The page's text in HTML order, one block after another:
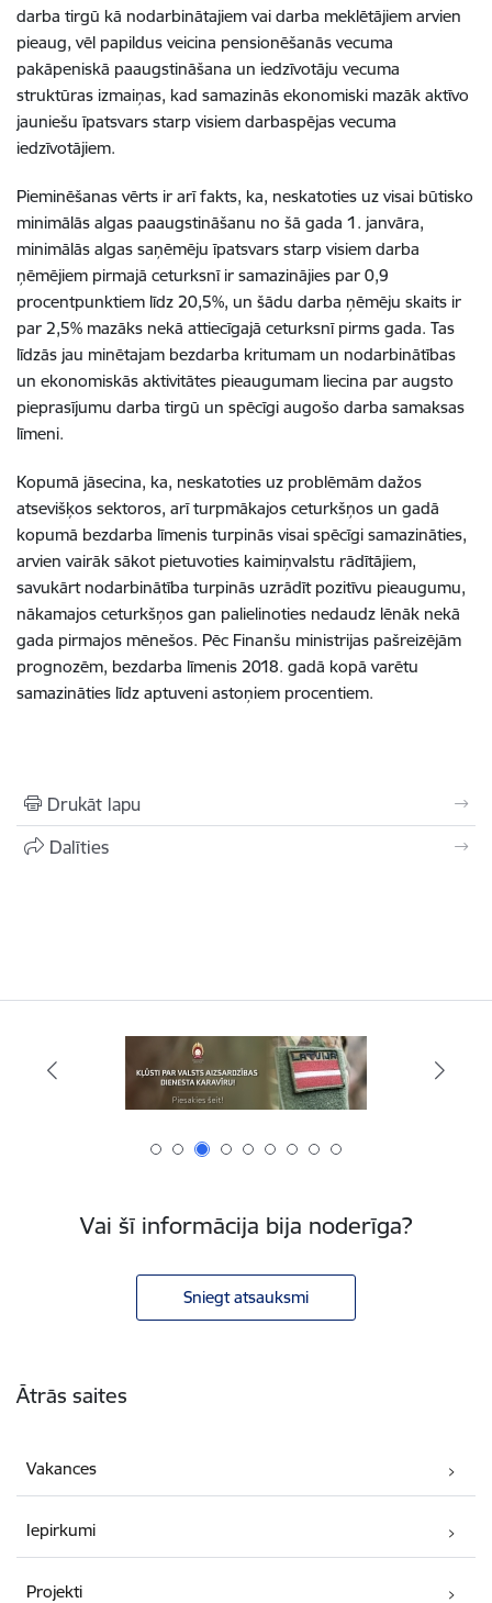
darba tirgū kā nodarbinātajiem vai darba meklētājiem arvien
pieaug, vēl papildus veicina pensionēšanās vecuma
pakāpeniskā paaugstināšana un iedzīvotāju vecuma
struktūras izmaiņas, kad samazinās ekonomiski mazāk aktīvo
jauniešu īpatsvars starp visiem darbaspējas vecuma
iedzīvotājiem.
Pieminēšanas vērts ir arī fakts, ka, neskatoties uz visai būtisko
minimālās algas paaugstināšanu no šā gada 1. janvāra,
minimālās algas saņēmēju īpatsvars starp visiem darba
ņēmējiem pirmajā ceturksnī ir samazinājies par 0,9
procentpunktiem līdz 20,5%, un šādu darba ņēmēju skaits ir
par 2,5% mazāks nekā attiecīgajā ceturksnī pirms gada. Tas
līdzās jau minētajam bezdarba kritumam un nodarbinātības
un ekonomiskās aktivitātes pieaugumam liecina par augsto
pieprasījumu darba tirgū un spēcīgi augošo darba samaksas
līmeni.
Kopumā jāsecina, ka, neskatoties uz problēmām dažos
atsevišķos sektoros, arī turpmākajos ceturkšņos un gadā
kopumā bezdarba līmenis turpinās visai spēcīgi samazināties,
arvien vairāk sākot pietuvoties kaimiņvalstu rādītājiem,
savukārt nodarbinātība turpinās uzrādīt pozitīvu pieaugumu,
nākamajos ceturkšņos gan palielinoties nedaudz lēnāk nekā
gada pirmajos mēnešos. Pēc Finanšu ministrijas pašreizējām
prognozēm, bezdarba līmenis 2018. gadā kopā varētu
samazināties līdz aptuveni astoņiem procentiem.
Drukāt lapu
Dalīties
Vai šī informācija bija noderīga?
Sniegt atsauksmi
Ātrās saites
Vakances
Iepirkumi
Projekti